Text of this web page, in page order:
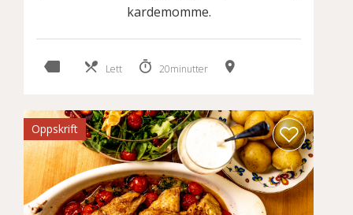
kardemomme.
Lett 20minutter
Oppskrift